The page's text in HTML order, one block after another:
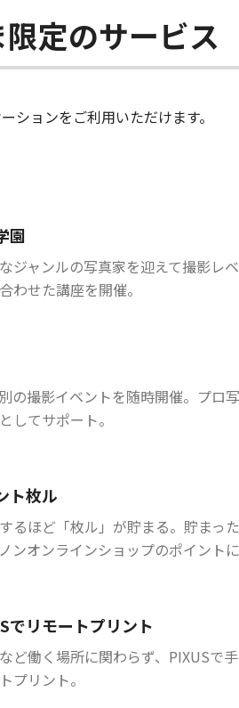
定のサービス
ションをご利用いただけます。
園
ジャンルの写真家を迎えて撮影レ
わせた講座を開催。
の撮影イベントを随時開催。プロ
してサポート。
ト枚ル
るほど「枚ル」が貯まる。貯まっ
ンオンラインショップのポイントに
でリモートプリント
ど働く場所に関わらず、PIXUSで
プリント。